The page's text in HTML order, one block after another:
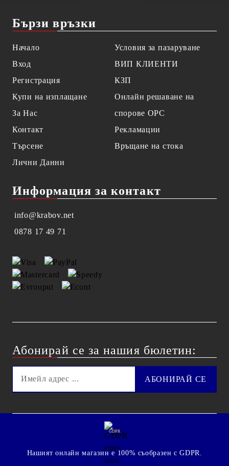
Бързи връзки
Начало
Вход
Регистрация
Купи на изплащане
За Нас
Контакт
Търсене
Лични Данни
Условия за пазаруване
ВИП КЛИЕНТИ
КЗП
Онлайн решаване на
спорове OPC
Рекламации
Връщане на стока
Информация за контакт
info@krabov.net
0878 17 49 71
Абонирай се за нашия бюлетин:
GDPR
Нашият онлайн магазин е 100% съобразен с GDPR.